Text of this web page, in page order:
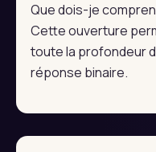
Que dois-je
Cette ouverture
toute la profondeur
réponse binaire.